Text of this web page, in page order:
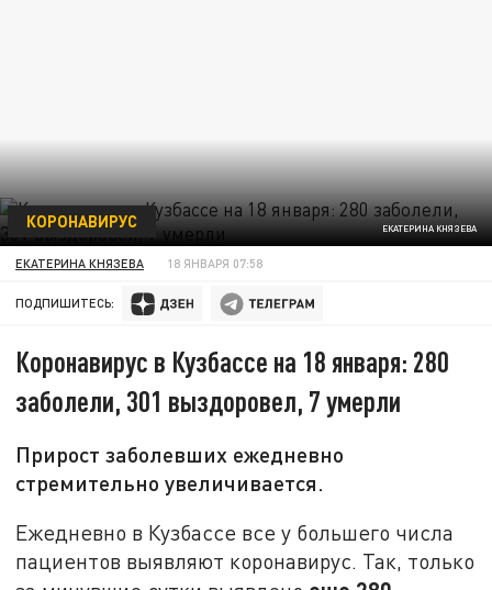
ЕКАТЕРИНА КНЯЗЕВА
КОРОНАВИРУС
ЕКАТЕРИНА КНЯЗЕВА 18 ЯНВАРЯ 07:58
ПОДПИШИТЕСЬ:
Коронавирус в Кузбассе на 18 января: 280
заболели, 301 выздоровел, 7 умерли
Прирост заболевших ежедневно
стремительно увеличивается.
Ежедневно в Кузбассе все у большего числа
пациентов выявляют коронавирус. Так, только